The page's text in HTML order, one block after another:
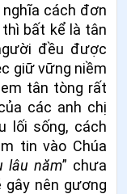
cách đơn
bất kể là tân
đều được
giữ vững niềm
tân tòng rất
các anh chị
lối sống, cách
tin vào Chúa
lâu năm” chưa
gây nên gương